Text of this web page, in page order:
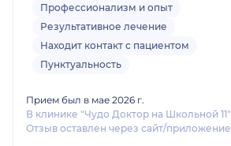
Профессионализм и опыт
Результативное лечение
Находит контакт с пациентом
Пунктуальность
Прием был в мае 2026 г.
В клинике "Чудо Доктор на Школьной 11"
Отзыв оставлен через сайт/приложение